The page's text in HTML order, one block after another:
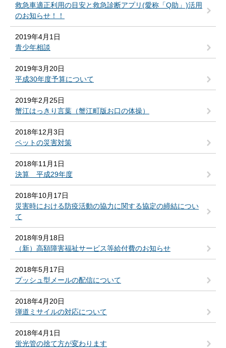
救急車適正利用の目安と救急診断アプリ(愛称「Q助」)活用
のお知らせ！！
2019年4月1日
青少年相談
2019年3月20日
平成30年度予算について
2019年2月25日
蟹江はっきり言葉（蟹江町版お口の体操）
2018年12月3日
ペットの災害対策
2018年11月1日
決算 平成29年度
2018年10月17日
災害時における防疫活動の協力に関する協定の締結につい
て
2018年9月18日
（新）高額障害福祉サービス等給付費のお知らせ
2018年5月17日
プッシュ型メールの配信について
2018年4月20日
弾道ミサイルの対応について
2018年4月1日
蛍光管の捨て方が変わります